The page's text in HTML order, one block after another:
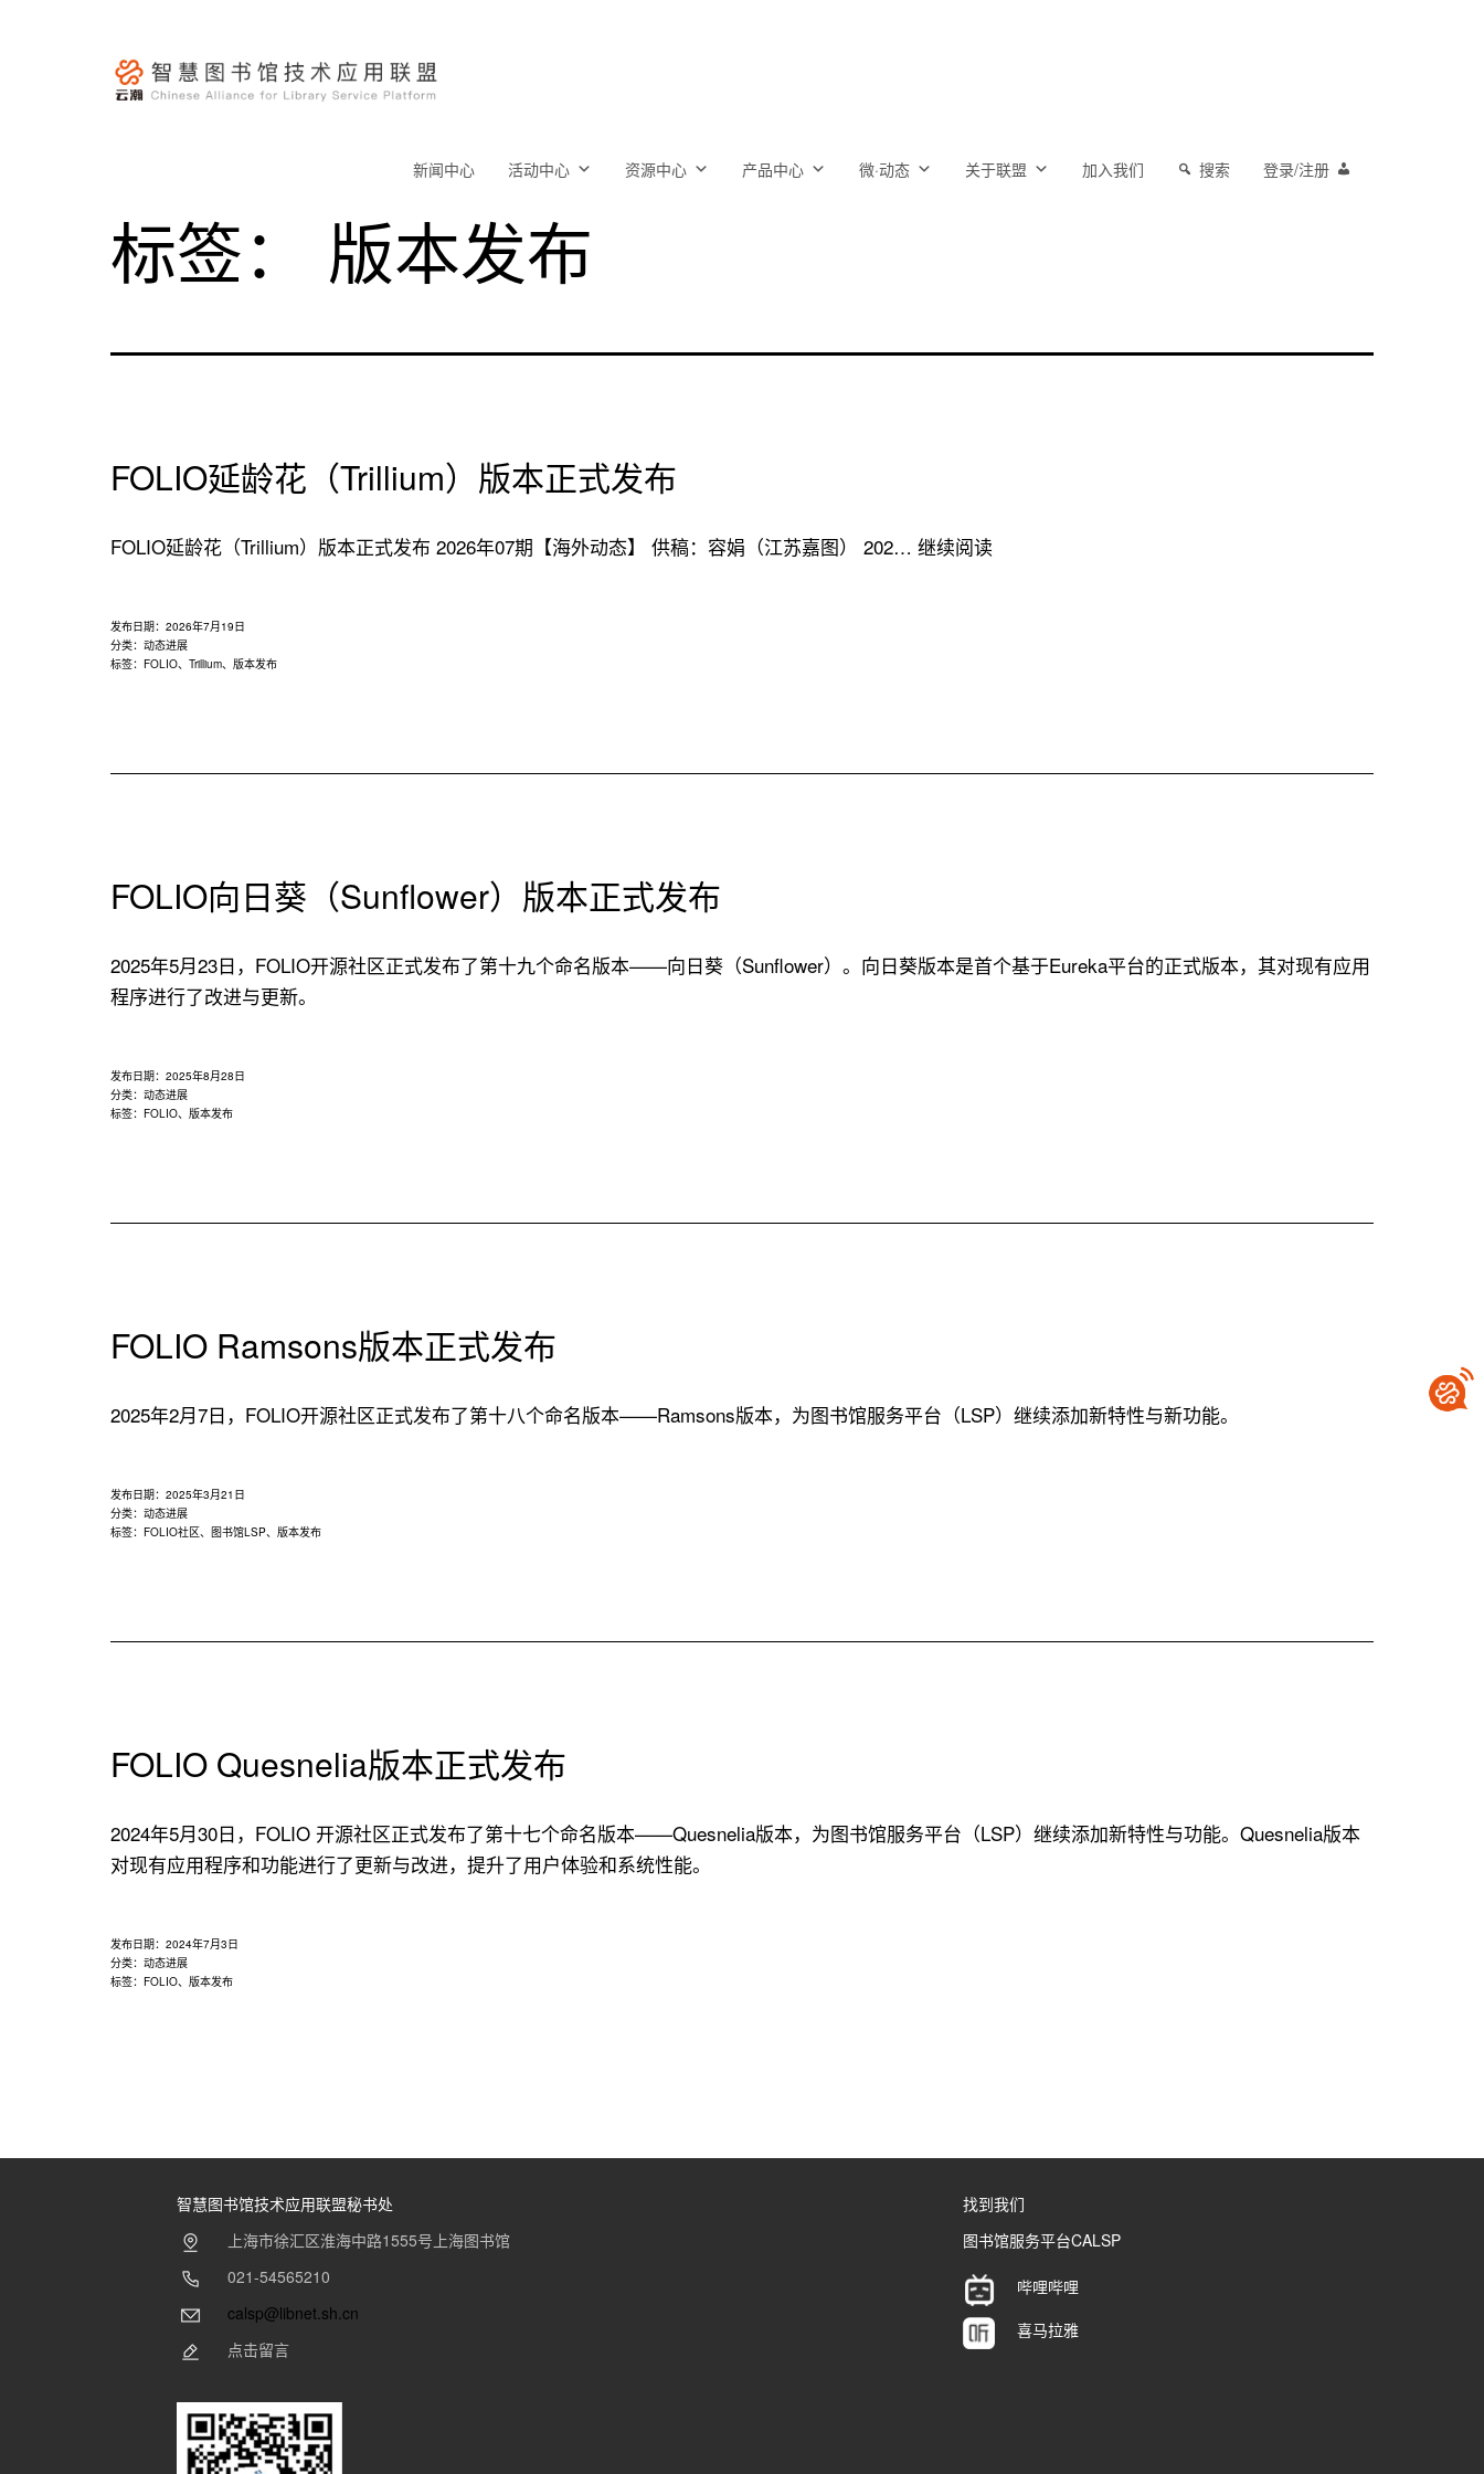
盟-
智
慧
书
应
联
新闻中心 活动中心 资源中心 产品中心 微·动态 关于联盟 加入我们 搜索 登录/注册
标签： 版本发布
FOLIO延龄花（Trillium）版本正式发布
FOLIO延龄花（Trillium）版本正式发布 2026年07期【海外动态】 供稿：容娟（江苏嘉图） 202… 继续阅读
发布日期： 2026年7月19日
分类： 动态进展
标签： FOLIO、 Trillium、 版本发布
FOLIO向日葵（Sunflower）版本正式发布
2025年5月23日，FOLIO开源社区正式发布了第十九个命名版本——向日葵（Sunflower）。向日葵版本是首个基于Eureka平台的正式版本，其对现有应用
程序进行了改进与更新。
发布日期： 2025年8月28日
分类： 动态进展
标签： FOLIO、 版本发布
FOLIO Ramsons版本正式发布
2025年2月7日，FOLIO开源社区正式发布了第十八个命名版本——Ramsons版本，为图书馆服务平台（LSP）继续添加新特性与新功能。
发布日期： 2025年3月21日
分类： 动态进展
标签： FOLIO社区、 图书馆LSP、 版本发布
FOLIO Quesnelia版本正式发布
2024年5月30日，FOLIO 开源社区正式发布了第十七个命名版本——Quesnelia版本，为图书馆服务平台（LSP）继续添加新特性与功能。Quesnelia版本
对现有应用程序和功能进行了更新与改进，提升了用户体验和系统性能。
发布日期： 2024年7月3日
分类： 动态进展
标签： FOLIO、 版本发布
智慧图书馆技术应用联盟秘书处
上海市徐汇区淮海中路1555号上海图书馆
021-54565210
calsp@libnet.sh.cn
点击留言
找到我们
图书馆服务平台CALSP
哔哩哔哩
喜马拉雅